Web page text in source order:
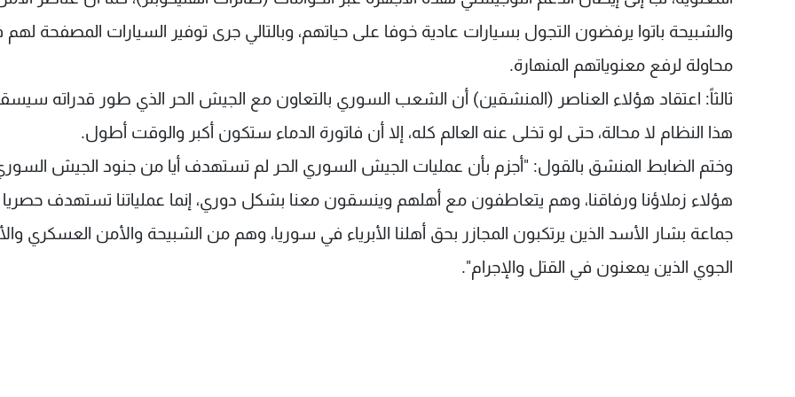
والشبيحة باتوا يرفضون التجول بسيارات عادية خوفا على حياتهم، وبالتالي جرى توفير السيارات المصفحة
محاولة لرفع معنوياتهم المنهارة.
ثالثاً: اعتقاد هؤلاء العناصر (المنشقين) أن الشعب السوري بالتعاون مع الجيش الحر الذي طور قدراته
هذا النظام لا محالة، حتى لو تخلى عنه العالم كله، إلا أن فاتورة الدماء ستكون أكبر والوقت أطول.
وختم الضابط المنشق بالقول: "أجزم بأن عمليات الجيش السوري الحر لم تستهدف أيا من جنود الجيش
هؤلاء زملاؤنا ورفاقنا، وهم يتعاطفون مع أهلهم وينسقون معنا بشكل دوري، إنما عملياتنا تستهدف حصريا
جماعة بشار الأسد الذين يرتكبون المجازر بحق أهلنا الأبرياء في سوريا، وهم من الشبيحة والأمن العسكري
الجوي الذين يمعنون في القتل والإجرام".